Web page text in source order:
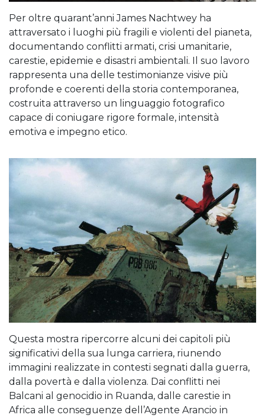
Per oltre quarant’anni James Nachtwey ha
attraversato i luoghi più fragili e violenti del pianeta,
documentando conflitti armati, crisi umanitarie,
carestie, epidemie e disastri ambientali. Il suo lavoro
rappresenta una delle testimonianze visive più
profonde e coerenti della storia contemporanea,
costruita attraverso un linguaggio fotografico
capace di coniugare rigore formale, intensità
emotiva e impegno etico.
Questa mostra ripercorre alcuni dei capitoli più
significativi della sua lunga carriera, riunendo
immagini realizzate in contesti segnati dalla guerra,
dalla povertà e dalla violenza. Dai conflitti nei
Balcani al genocidio in Ruanda, dalle carestie in
Africa alle conseguenze dell’Agente Arancio in